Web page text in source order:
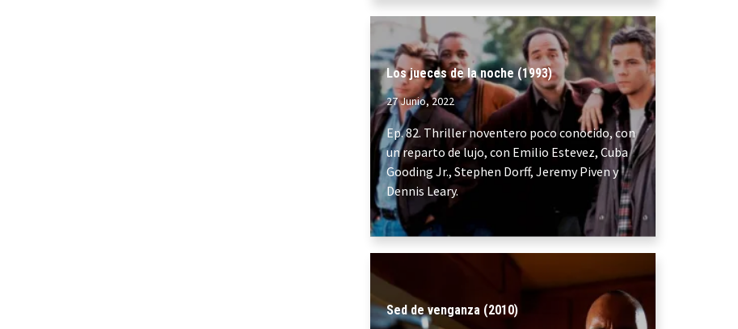
Los jueces de la noche (1993)
27 Junio, 2022
Ep. 82. Thriller noventero poco conocido, con
un reparto de lujo, con Emilio Estevez, Cuba
Gooding Jr., Stephen Dorff, Jeremy Piven y
Dennis Leary.
Sed de venganza (2010)